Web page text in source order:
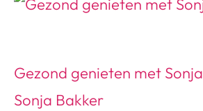
Gezond genieten met Sonja
Sonja Bakker